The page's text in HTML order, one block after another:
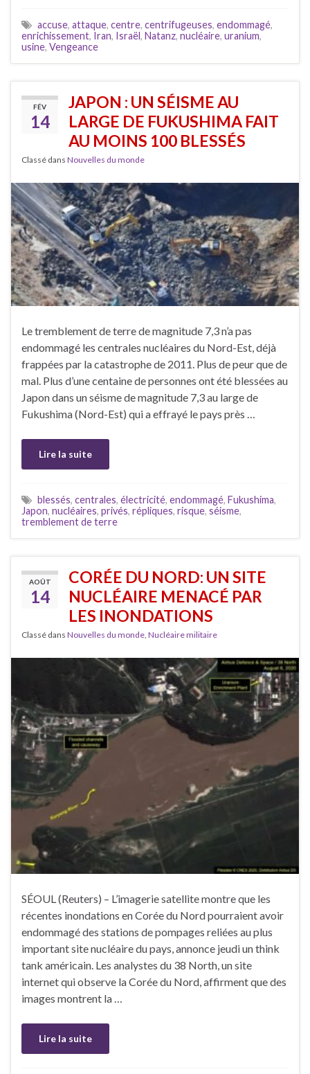
accuse, attaque, centre, centrifugeuses, endommagé,
enrichissement, Iran, Israël, Natanz, nucléaire, uranium,
usine, Vengeance
FÉV
14
JAPON : UN SÉISME AU
LARGE DE FUKUSHIMA FAIT
AU MOINS 100 BLESSÉS
Classé dans Nouvelles du monde
Le tremblement de terre de magnitude 7,3 n’a pas
endommagé les centrales nucléaires du Nord-Est, déjà
frappées par la catastrophe de 2011. Plus de peur que de
mal. Plus d’une centaine de personnes ont été blessées au
Japon dans un séisme de magnitude 7,3 au large de
Fukushima (Nord-Est) qui a effrayé le pays près …
Lire la suite
blessés, centrales, électricité, endommagé, Fukushima,
Japon, nucléaires, privés, répliques, risque, séisme,
tremblement de terre
AOÛT
14
CORÉE DU NORD: UN SITE
NUCLÉAIRE MENACÉ PAR
LES INONDATIONS
Classé dans Nouvelles du monde Nucléaire militaire
SÉOUL (Reuters) – L’imagerie satellite montre que les
récentes inondations en Corée du Nord pourraient avoir
endommagé des stations de pompages reliées au plus
important site nucléaire du pays, annonce jeudi un think
tank américain. Les analystes du 38 North, un site
internet qui observe la Corée du Nord, affirment que des
images montrent la …
Lire la suite